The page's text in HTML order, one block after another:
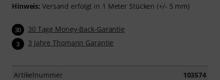
Hinweis: Versand erfolgt in 1 Meter Stücken (+/- 5 mm)
30 30 Tage Money-Back-Garantie
3 3 Jahre Thomann Garantie
Artikelnummer 103574